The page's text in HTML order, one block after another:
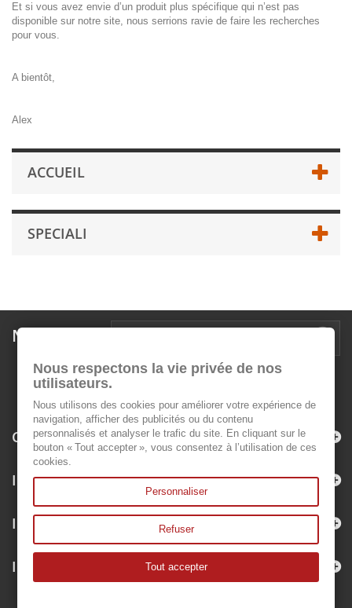
Et si vous avez envie d’un produit plus spécifique qui n’est pas
disponible sur notre site, nous serrions ravie de faire les recherches
pour vous.
A bientôt,
Alex
ACCUEIL
SPECIALI
Newsletter
Categorie
Informazioni
Il mio account
Informazioni negozio
Nous respectons la vie privée de nos
utilisateurs.
Nous utilisons des cookies pour améliorer votre expérience de
navigation, afficher des publicités ou du contenu
personnalisés et analyser le trafic du site. En cliquant sur le
bouton « Tout accepter », vous consentez à l’utilisation de ces
cookies.
Personnaliser
Refuser
Tout accepter